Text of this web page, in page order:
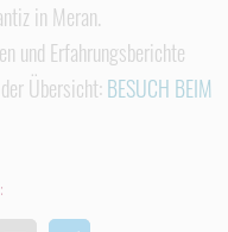
in Meran.
und Erfahrungsberichte
Übersicht:BESUCH BEIM